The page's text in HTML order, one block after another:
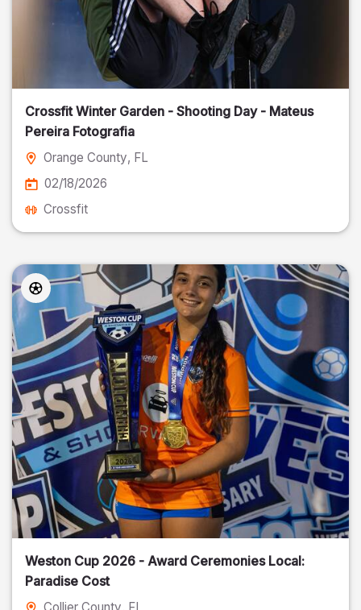
Crossfit Winter Garden - Shooting Day - Mateus
Pereira Fotografia
Orange County, FL
02/18/2026
Crossfit
Weston Cup 2026 - Award Ceremonies Local:
Paradise Cost